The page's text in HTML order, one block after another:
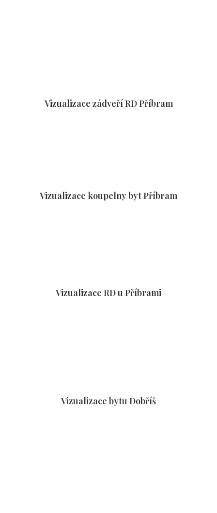
Vizualizace zádveří RD Příbram
Vizualizace koupelny byt Příbram
Vizualizace RD u Příbrami
Vizualizace bytu Dobříš